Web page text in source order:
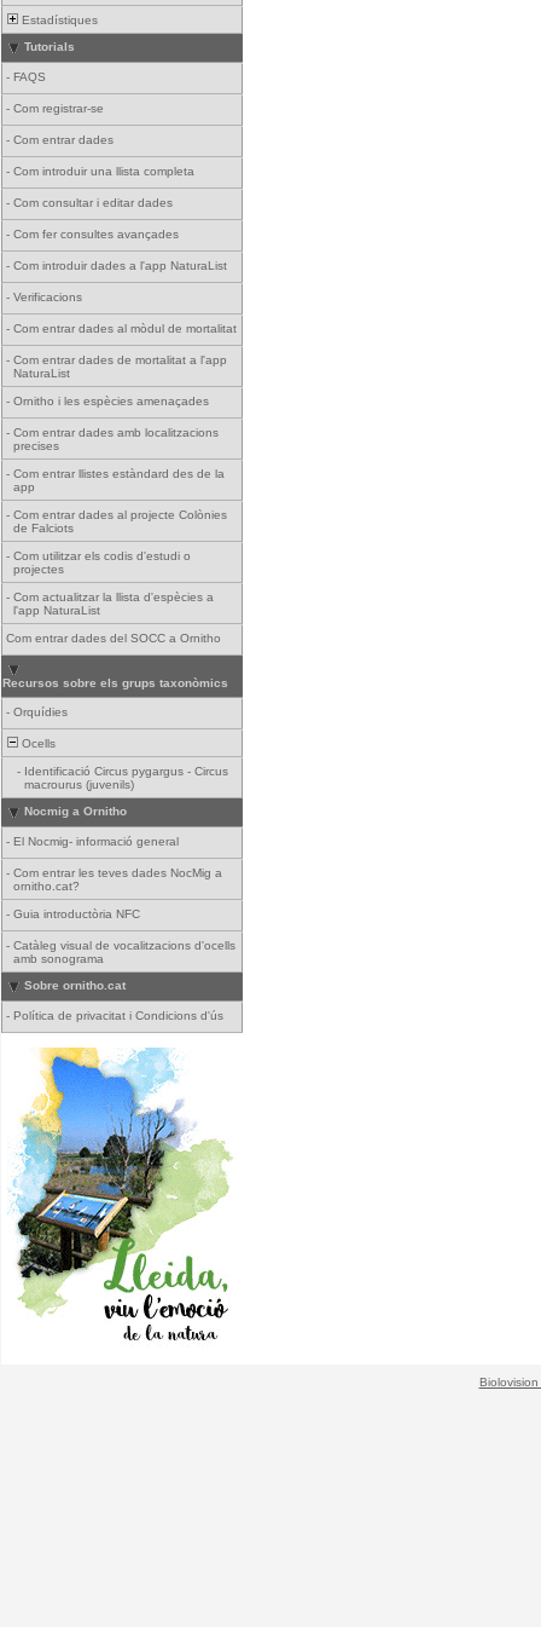
Estadístiques
Tutorials
- FAQS
- Com registrar-se
- Com entrar dades
- Com introduir una llista completa
- Com consultar i editar dades
- Com fer consultes avançades
- Com introduir dades a l'app NaturaList
- Verificacions
- Com entrar dades al mòdul de mortalitat
- Com entrar dades de mortalitat a l'app
NaturaList
- Ornitho i les espècies amenaçades
- Com entrar dades amb localitzacions
precises
- Com entrar llistes estàndard des de la
app
- Com entrar dades al projecte Colònies
de Falciots
- Com utilitzar els codis d'estudi o
projectes
- Com actualitzar la llista d'espècies a
l'app NaturaList
Com entrar dades del SOCC a Ornitho
Recursos sobre els grups taxonòmics
- Orquídies
Ocells
- Identificació Circus pygargus - Circus
macrourus (juvenils)
Nocmig a Ornitho
- El Nocmig- informació general
- Com entrar les teves dades NocMig a
ornitho.cat?
- Guia introductòria NFC
- Catàleg visual de vocalitzacions d'ocells
amb sonograma
Sobre ornitho.cat
- Política de privacitat i Condicions d'ús
Biolovision